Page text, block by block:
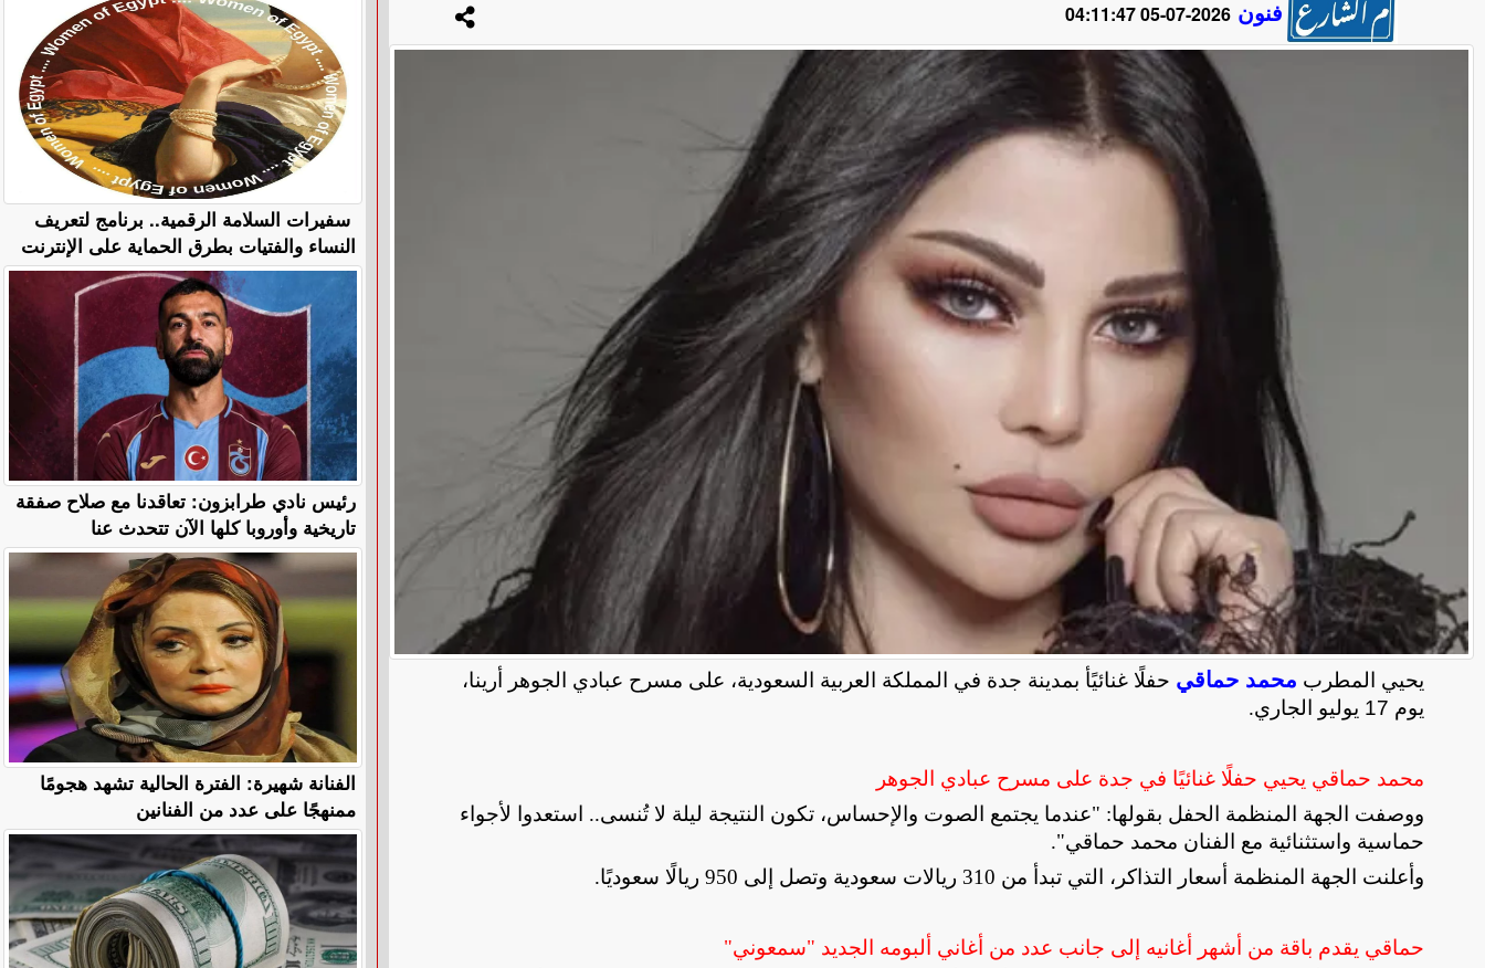
فنون 2026-07-05 04:11:47
يحيي المطرب محمد حماقي حفلًا غنائيًأ بمدينة جدة في المملكة العربية السعودية، على مسرح عبادي الجوهر أرينا،
يوم 17 يوليو الجاري
.
محمد حماقي يحيي حفلًا غنائيًا في جدة على مسرح عبادي الجوهر
ووصفت الجهة المنظمة الحفل بقولها: "عندما يجتمع الصوت والإحساس، تكون النتيجة ليلة لا تُنسى.. استعدوا لأجواء
حماسية واستثنائية مع الفنان محمد حماقي."
وأعلنت الجهة المنظمة أسعار التذاكر، التي تبدأ من 310 ريالات سعودية وتصل إلى 950 ريالًا سعوديًا
.
حماقي يقدم باقة من أشهر أغانيه إلى جانب عدد من أغاني ألبومه الجديد "سمعوني"
سفيرات السلامة الرقمية.. برنامج لتعريف
النساء والفتيات بطرق الحماية على الإنترنت
رئيس نادي طرابزون: تعاقدنا مع صلاح صفقة
تاريخية وأوروبا كلها الآن تتحدث عنا
الفنانة شهيرة: الفترة الحالية تشهد هجومًا
ممنهجًا على عدد من الفنانين